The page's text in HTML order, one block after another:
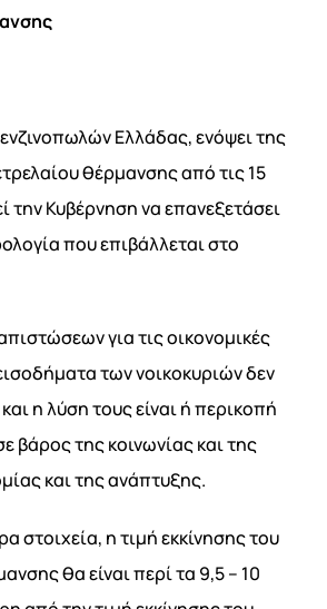
Ελλάδας, ενόψει της
θέρμανσης από τις 15
την Κυβέρνηση να επανεξετάσει
που επιβάλλεται στο
για τις οικονομικές
των νοικοκυριών δεν
η λύση τους είναι ή περικοπή
βάρος της κοινωνίας και της
και της ανάπτυξης.
στοιχεία, η τιμή εκκίνησης του
θα είναι περί τα 9,5 – 10